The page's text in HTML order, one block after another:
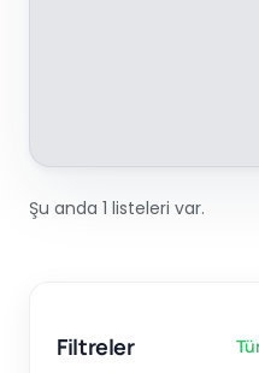
Şu anda 1 listeleri var.
Filtreler